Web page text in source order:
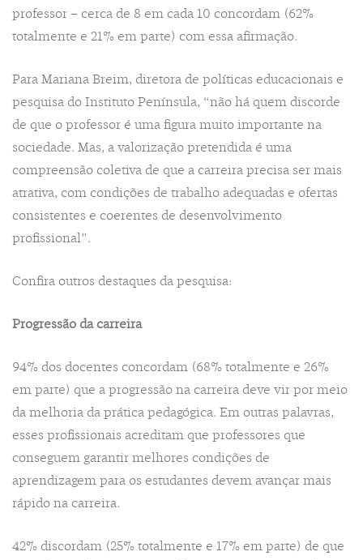
professor – cerca de 8 em cada 10 concordam (62%
totalmente e 21% em parte) com essa afirmação.
Para Mariana Breim, diretora de políticas educacionais e
pesquisa do Instituto Península, “não há quem discorde
de que o professor é uma figura muito importante na
sociedade. Mas, a valorização pretendida é uma
compreensão coletiva de que a carreira precisa ser mais
atrativa, com condições de trabalho adequadas e ofertas
consistentes e coerentes de desenvolvimento
profissional”.
Confira outros destaques da pesquisa:
Progressão da carreira
94% dos docentes concordam (68% totalmente e 26%
em parte) que a progressão na carreira deve vir por meio
da melhoria da prática pedagógica. Em outras palavras,
esses profissionais acreditam que professores que
conseguem garantir melhores condições de
aprendizagem para os estudantes devem avançar mais
rápido na carreira.
42% discordam (25% totalmente e 17% em parte) de que